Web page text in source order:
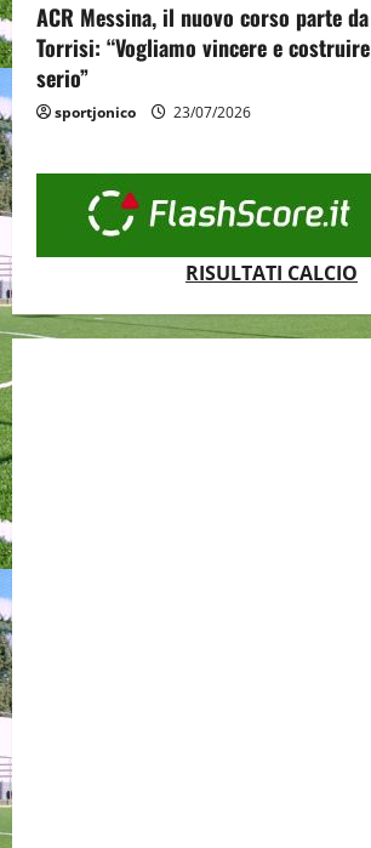
ACR Messina, il nuovo corso parte
Torrisi: “Vogliamo vincere e
serio”
sportjonico 23/07/2026
RISULTATI CALCIO